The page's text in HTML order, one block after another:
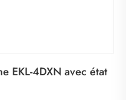
EKL-4DXN avec état